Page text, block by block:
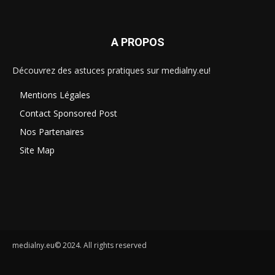
A PROPOS
Découvrez des astuces pratiques sur medialny.eu!
Mentions Légales
Contact Sponsored Post
Nos Partenaires
Site Map
medialny.eu© 2024. All rights reserved